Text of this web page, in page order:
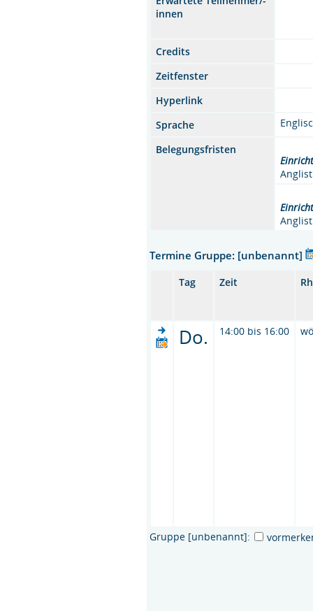
innen
Credits
Zeitfenster
Hyperlink
Sprache
Belegungsfristen
Termine Gruppe: [unbenannt]
Tag Zeit
Do. 14:00 bis 16:00
Gruppe [unbenannt]: